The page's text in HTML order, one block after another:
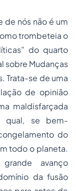
de nós não é um
trombeteia o
do quarto
sobre Mudanças
Trata-se de uma
de opinião
maldisfarçada
qual, se bem-
do
todo o planeta.
avanço
da fusão